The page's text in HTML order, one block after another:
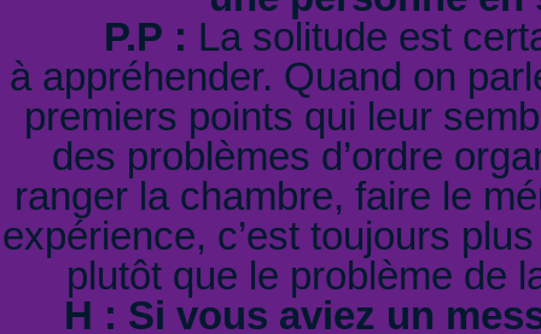
P.P : La solitude est
à appréhender. Quand on
premiers points qui leur
des problèmes d’ordre
ranger la chambre, faire le
expérience, c’est toujours
plutôt que le problème de
H : Si vous aviez un